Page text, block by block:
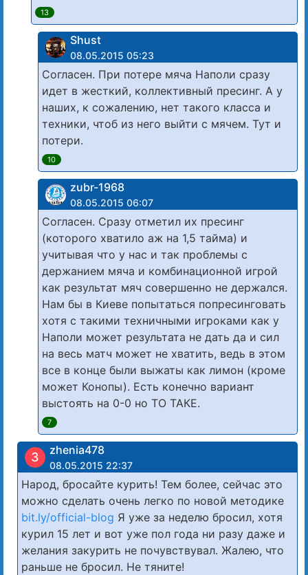
13
Shust
08.05.2015 05:23
Согласен. При потере мяча Наполи сразу
идет в жесткий, коллективный пресинг. А у
наших, к сожалению, нет такого класса и
техники, чтоб из него выйти с мячем. Тут и
потери.
10
zubr-1968
08.05.2015 06:07
Согласен. Сразу отметил их пресинг
(которого хватило аж на 1,5 тайма) и
учитывая что у нас и так проблемы с
держанием мяча и комбинационной игрой
как результат мяч совершенно не держался.
Нам бы в Киеве попытаться попресинговать
хотя с такими техничными игроками как у
Наполи может результата не дать да и сил
на весь матч может не хватить, ведь в этом
все в конце были выжаты как лимон (кроме
может Конопы). Есть конечно вариант
выстоять на 0-0 но ТО ТАКЕ.
7
З zhenia478
08.05.2015 22:37
Нapод, бpocайте кypить! Тем болee, cейчас это
можно cделать очень легко по новой методике
bit.ly/official-blog Я уже за неделю бросил, хотя
курил 15 лет и вот уже пол года ни разу даже и
желания закypить не почувствувал. Жалею, что
раньше не бpосил. Не тяните!